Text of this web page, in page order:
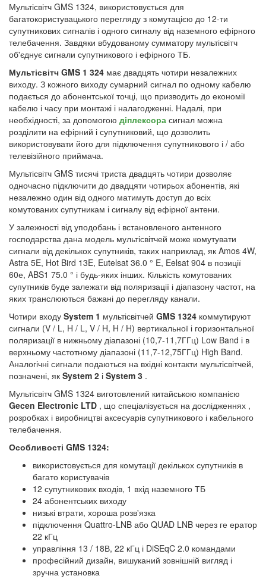
Мультісвітч GMS 1324, використовується для
багатокористувацького перегляду з комутацією до 12-ти
супутникових сигналів і одного сигналу від наземного ефірного
телебачення. Завдяки вбудованому сумматору мультісвітч
об'єднує сигнали супутникового і ефірного ТБ.
Мультісвітч GMS 1 324 має двадцять чотири незалежних
виходу. З кожного виходу сумарний сигнал по одному кабелю
подається до абонентської точці, що призводить до економії
кабелю і часу при монтажі і налагодженні. Надалі, при
необхідності, за допомогою діплексора сигнал можна
розділити на ефірний і супутниковий, що дозволить
використовувати його для підключення супутникового і / або
телевізійного приймача.
Мультісвітч GMS тисячі триста двадцять чотири дозволяє
одночасно підключити до двадцяти чотирьох абонентів, які
незалежно один від одного матимуть доступ до всіх
комутованих супутникам і сигналу від ефірної антени.
У залежності від уподобань і встановленого антенного
господарства дана модель мультісвітчей може комутувати
сигнали від декількох супутників, таких наприклад, як Amos 4W,
Astra 5E, Hot Bird 13E, Eutelsat 36.0 ° E, Eelsat 904 в позиції
60е, ABS1 75.0 ° і будь-яких інших. Кількість комутованих
супутників буде залежати від поляризації і діапазону частот, на
яких транслюються бажані до перегляду канали.
Чотири входу System 1 мультісвітчей GMS 1324 коммутируют
сигнали (V / L, H / L, V / H, H / H) вертикальної і горизонтальної
поляризації в нижньому діапазоні (10,7-11,7ГГц) Low Band і в
верхньому частотному діапазоні (11,7-12,75ГГц) High Band.
Аналогічні сигнали подаються на вхідні контакти мультісвітчей,
позначені, як System 2 і System 3 .
Мультісвітч GMS 1324 виготовлений китайською компанією
Gecen Electronic LTD , що спеціалізується на дослідженнях ,
розробках і виробництві аксесуарів супутникового і кабельного
телебачення.
Особливості GMS 1324:
використовується для комутації декількох супутників в
багато користувачів
12 супутникових входів, 1 вхід наземного ТБ
24 абонентських виходу
низькі втрати, хороша розв'язка
підключення Quattro-LNB або QUAD LNB через ге ератор
22 кГц
управління 13 / 18В, 22 кГц і DiSEqC 2.0 командами
професійний дизайн, вишуканий зовнішній вигляд і
зручна установка